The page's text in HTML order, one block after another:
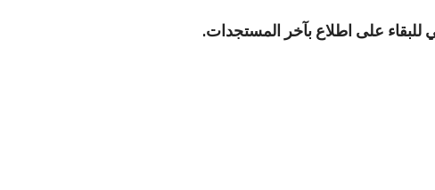
للبقاء على اطلاع بآخر المستجدات.